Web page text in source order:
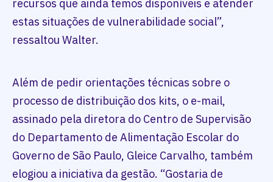
recursos que ainda temos disponíveis e atender
estas situações de vulnerabilidade social”,
ressaltou Walter.
Além de pedir orientações técnicas sobre o
processo de distribuição dos kits, o e-mail,
assinado pela diretora do Centro de Supervisão
do Departamento de Alimentação Escolar do
Governo de São Paulo, Gleice Carvalho, também
elogiou a iniciativa da gestão. “Gostaria de